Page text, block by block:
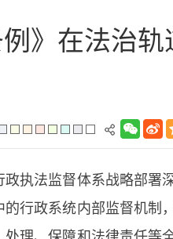
》在法治轨
执法监督体系战略部署
行政系统内部监督机制